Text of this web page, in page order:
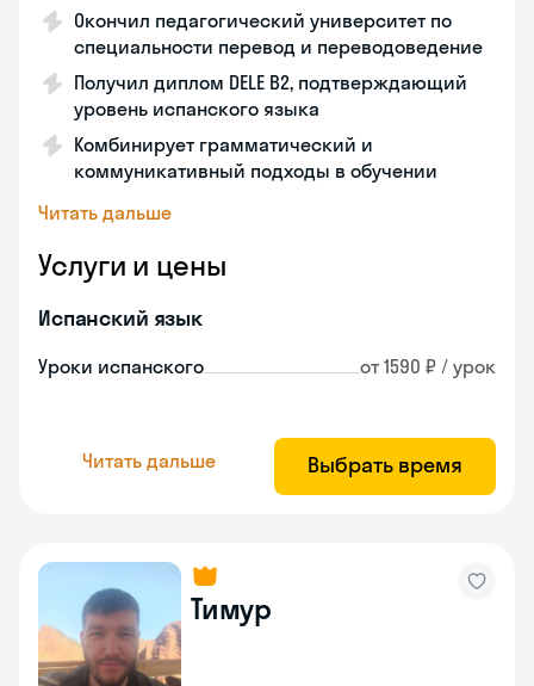
Окончил педагогический университет по
специальности перевод и переводоведение
Получил диплом DELE B2, подтверждающий
уровень испанского языка
Комбинирует грамматический и
коммуникативный подходы в обучении
Читать дальше
Услуги и цены
Испанский язык
Уроки испанского от 1590 ₽ / урок
Читать дальше Выбрать время
Тимур